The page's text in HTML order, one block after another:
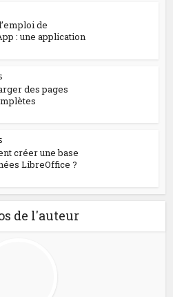
de
: une application
des pages
créer une base
LibreOffice ?
de l'auteur